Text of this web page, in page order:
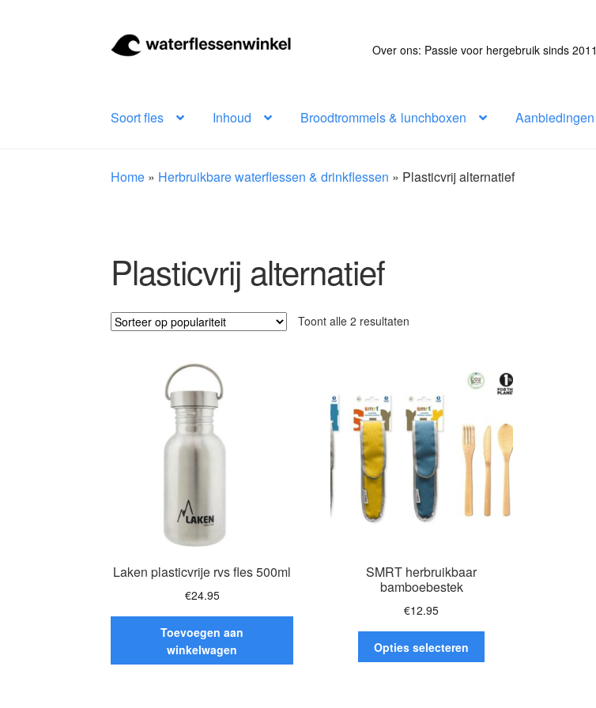
Ga
door
Ga
naar
Over ons: Passie voor hergebruik sinds 2011
Soort fles Inhoud Broodtrommels & lunchboxen Aanbiedingen
Home » Herbruikbare waterflessen & drinkflessen » Plasticvrij alternatief
Plasticvrij alternatief
Toont alle 2 resultaten
Laken plasticvrije rvs fles 500ml
€24.95
Toevoegen aan
winkelwagen
SMRT herbruikbaar
bamboebestek
€12.95
Opties selecteren